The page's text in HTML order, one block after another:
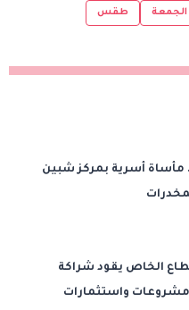
طقس
مأساة أسرية بمركز شبين
الخاص يقود شراكة
واستثمارات